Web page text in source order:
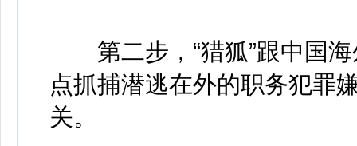
第二步，“猎狐”跟中国海
点抓捕潜逃在外的职务犯罪
关。